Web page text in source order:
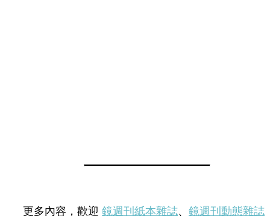
更多內容，歡迎 鏡週刊紙本雜誌、 鏡週刊動態雜誌